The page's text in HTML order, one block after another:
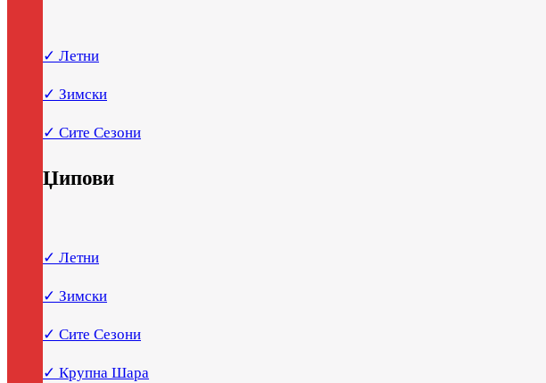
✓ Летни
✓ Зимски
✓ Сите Сезони
Џипови
✓ Летни
✓ Зимски
✓ Сите Сезони
✓ Крупна Шара